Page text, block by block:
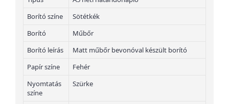
Borító színe
Sötétkék
Borító
Műbőr
Borító leírás
Matt műbőr bevonóval készült borító
Papír színe
Fehér
Nyomtatás
színe
Szürke